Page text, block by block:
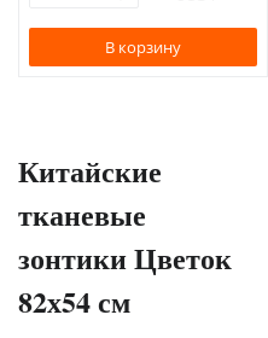
В корзину
Китайские
тканевые
зонтики Цветок
82х54 см